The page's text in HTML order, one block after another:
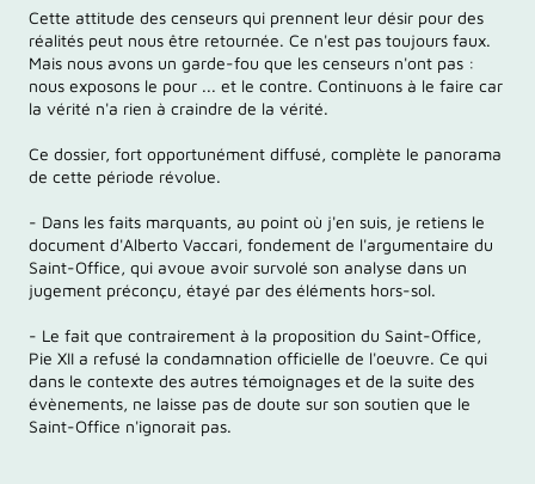
Cette attitude des censeurs qui prennent leur désir pour des
réalités peut nous être retournée. Ce n'est pas toujours faux.
Mais nous avons un garde-fou que les censeurs n'ont pas :
nous exposons le pour ... et le contre. Continuons à le faire car
la vérité n'a rien à craindre de la vérité.
Ce dossier, fort opportunément diffusé, complète le panorama
de cette période révolue.
- Dans les faits marquants, au point où j'en suis, je retiens le
document d'Alberto Vaccari, fondement de l'argumentaire du
Saint-Office, qui avoue avoir survolé son analyse dans un
jugement préconçu, étayé par des éléments hors-sol.
- Le fait que contrairement à la proposition du Saint-Office,
Pie XII a refusé la condamnation officielle de l'oeuvre. Ce qui
dans le contexte des autres témoignages et de la suite des
évènements, ne laisse pas de doute sur son soutien que le
Saint-Office n'ignorait pas.